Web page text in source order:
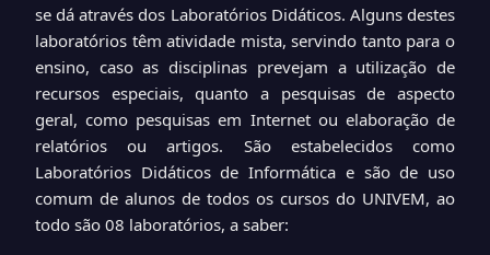
se dá através dos Laboratórios Didáticos. Alguns destes
laboratórios têm atividade mista, servindo tanto para o
ensino, caso as disciplinas prevejam a utilização de
recursos especiais, quanto a pesquisas de aspecto
geral, como pesquisas em Internet ou elaboração de
relatórios ou artigos. São estabelecidos como
Laboratórios Didáticos de Informática e são de uso
comum de alunos de todos os cursos do UNIVEM, ao
todo são 08 laboratórios, a saber: